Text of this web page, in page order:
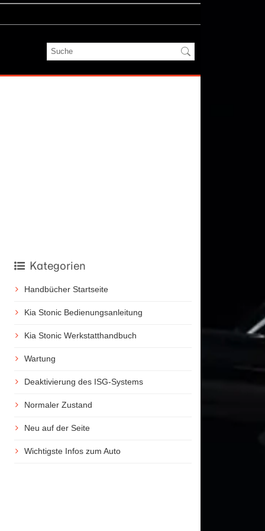
Kategorien
Handbücher Startseite
Kia Stonic Bedienungsanleitung
Kia Stonic Werkstatthandbuch
Wartung
Deaktivierung des ISG-Systems
Normaler Zustand
Neu auf der Seite
Wichtigste Infos zum Auto